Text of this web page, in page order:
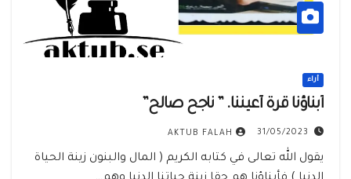
أراء
أبناؤنا قرة أعيننا. ” ناجح صالح”
31/05/2023
AKTUB FALAH
يقول الله تعالى في كتابه الكريم ( المال والبنون زينة الحياة